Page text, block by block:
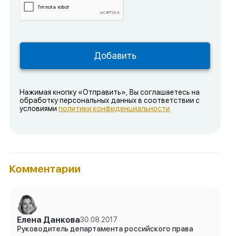
Нажимая кнопку «Отправить», Вы соглашаетесь на
обработку персональных данных в соответствии с
условиями политики конфиденциальности
Комментарии
Елена Данкова30.08.2017
Руководитель департамента российского права